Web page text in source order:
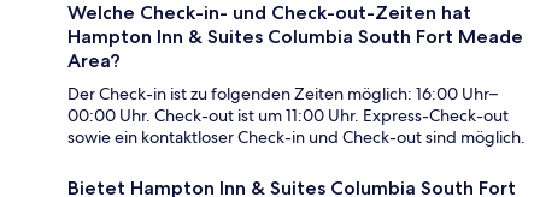
Welche Check-in- und Check-out-Zeiten hat
Hampton Inn & Suites Columbia South Fort Meade
Area?
Der Check-in ist zu folgenden Zeiten möglich: 16:00 Uhr–
00:00 Uhr. Check-out ist um 11:00 Uhr. Express-Check-out
sowie ein kontaktloser Check-in und Check-out sind möglich.
Bietet Hampton Inn & Suites Columbia South Fort